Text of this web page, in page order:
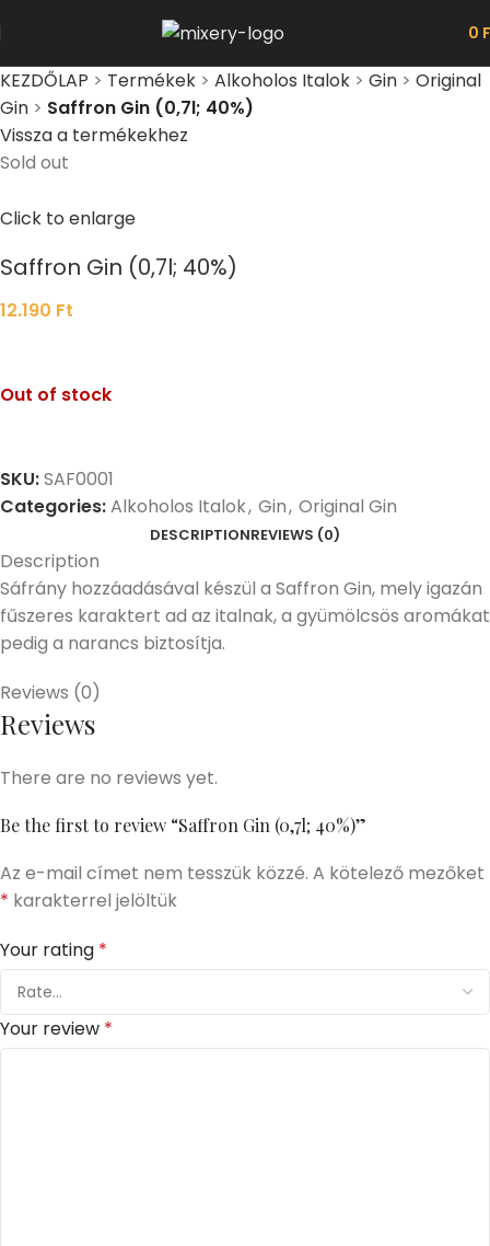
0
KEZDŐLAP > Termékek > Alkoholos Italok > Gin > Original
Gin > Saffron Gin (0,7l; 40%)
Vissza a termékekhez
Sold out
Click to enlarge
Saffron Gin (0,7l; 40%)
12.190 Ft
Out of stock
SKU:SAF0001
Categories:Alkoholos Italok, Gin, Original Gin
DESCRIPTIONREVIEWS (0)
Description
Sáfrány hozzáadásával készül a Saffron Gin, mely igazán
fűszeres karaktert ad az italnak, a gyümölcsös aromákat
pedig a narancs biztosítja.
Reviews (0)
Reviews
There are no reviews yet.
Be the first to review “Saffron Gin (0,7l; 40%)”
Az e-mail címet nem tesszük közzé. A kötelező mezőket
* karakterrel jelöltük
Your rating *
Your review *